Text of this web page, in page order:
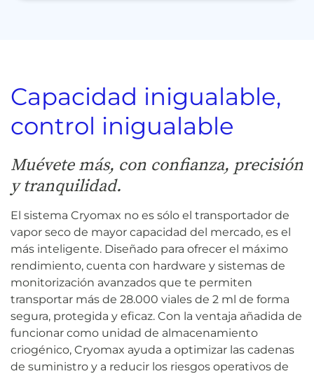
Capacidad inigualable,
control inigualable
Muévete más, con confianza, precisión
y tranquilidad.
El sistema Cryomax no es sólo el transportador de
vapor seco de mayor capacidad del mercado, es el
más inteligente. Diseñado para ofrecer el máximo
rendimiento, cuenta con hardware y sistemas de
monitorización avanzados que te permiten
transportar más de 28.000 viales de 2 ml de forma
segura, protegida y eficaz. Con la ventaja añadida de
funcionar como unidad de almacenamiento
criogénico, Cryomax ayuda a optimizar las cadenas
de suministro y a reducir los riesgos operativos de